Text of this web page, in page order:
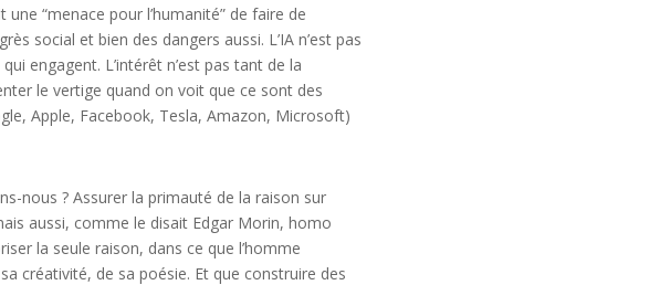
“menace pour l’humanité” de faire de
social et bien des dangers aussi. L’IA n’est pas
engagent. L’intérêt n’est pas tant de la
le vertige quand on voit que ce sont des
Apple, Facebook, Tesla, Amazon, Microsoft)
nous ? Assurer la primauté de la raison sur
aussi, comme le disait Edgar Morin, homo
la seule raison, dans ce que l’homme
créativité, de sa poésie. Et que construire des